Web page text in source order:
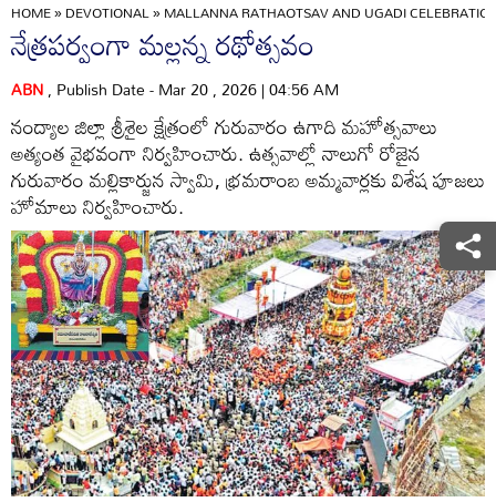
HOME»DEVOTIONAL»MALLANNA RATHAOTSAV AND UGADI
నేత్రపర్వంగా మల్లన్న రథోత్సవం
ABN, Publish Date - Mar 20 , 2026 | 04:56 AM
నంద్యాల జిల్లా శ్రీశైల క్షేత్రంలో గురువారం ఉగాది మహోత్సవాలు
అత్యంత వైభవంగా నిర్వహించారు. ఉత్సవాల్లో నాలుగో రోజైన
గురువారం మల్లికార్జున స్వామి, భ్రమరాంబ అమ్మవార్లకు విశేష పూజలు
హోమాలు నిర్వహించారు.